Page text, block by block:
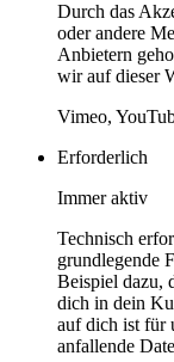
Durch das
oder andere
Anbietern
wir auf dieser
Vimeo,
Erforderlich
Immer aktiv
Technisch
grundlegende
Beispiel dazu,
dich in dein
auf dich ist für
anfallende